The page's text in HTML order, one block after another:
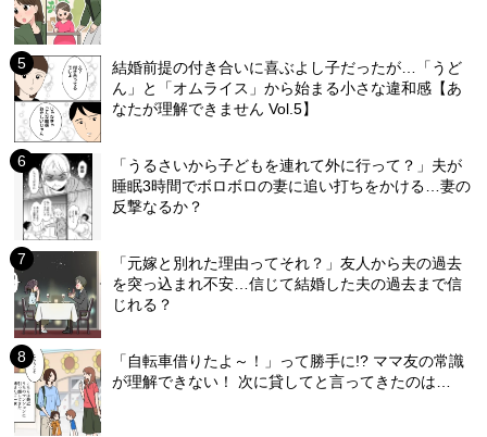
結婚前提の付き合いに喜ぶよし子だったが…「うど
ん」と「オムライス」から始まる小さな違和感【あ
なたが理解できません Vol.5】
「うるさいから子どもを連れて外に行って？」夫が
睡眠3時間でボロボロの妻に追い打ちをかける…妻の
反撃なるか？
「元嫁と別れた理由ってそれ？」友人から夫の過去
を突っ込まれ不安…信じて結婚した夫の過去まで信
じれる？
「自転車借りたよ～！」って勝手に!? ママ友の常識
が理解できない！ 次に貸してと言ってきたのは…